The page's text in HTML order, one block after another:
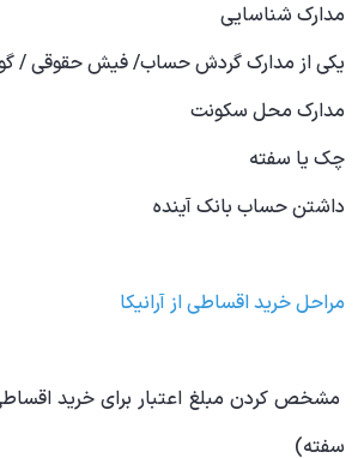
مدارک شناسایی
یکی از مدارک گردش حساب/ فیش حقوقی /
مدارک محل سکونت
چک یا سفته
داشتن حساب بانک آینده
مراحل خرید اقساطی از آرانیکا
مشخص کردن مبلغ اعتبار برای خرید
سفته)